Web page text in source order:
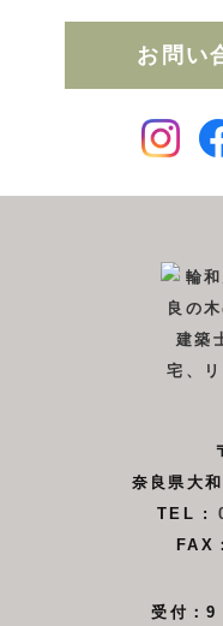
お問い
奈良県大
TEL :
FAX
受付：